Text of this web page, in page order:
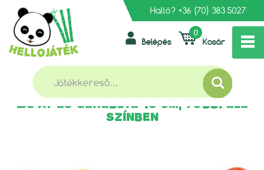
Halló? +36 (70) 383 5027
Kosár
0
Belépés
FŐOLDAL KERTI, KÜLTÉRI JÁTÉKOK »
HOMOKOZÓ KÉSZLETEK »
LAPÁT ÉS GEREBLYE 18 CM, TÖBBFÉLE SZÍNBEN
LAPÁT ÉS GEREBLYE 18 CM, TÖBBFÉLE
SZÍNBEN